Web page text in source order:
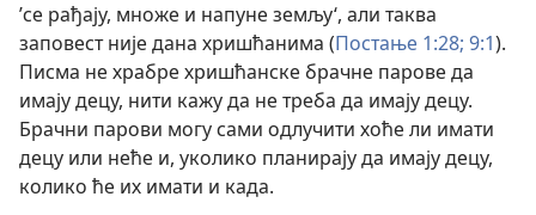
’се рађају, множе и напуне земљу‘, али таква
заповест није дана хришћанима (Постање 1:28; 9:1).
Писма не храбре хришћанске брачне парове да
имају децу, нити кажу да не треба да имају децу.
Брачни парови могу сами одлучити хоће ли имати
децу или неће и, уколико планирају да имају децу,
колико ће их имати и када.